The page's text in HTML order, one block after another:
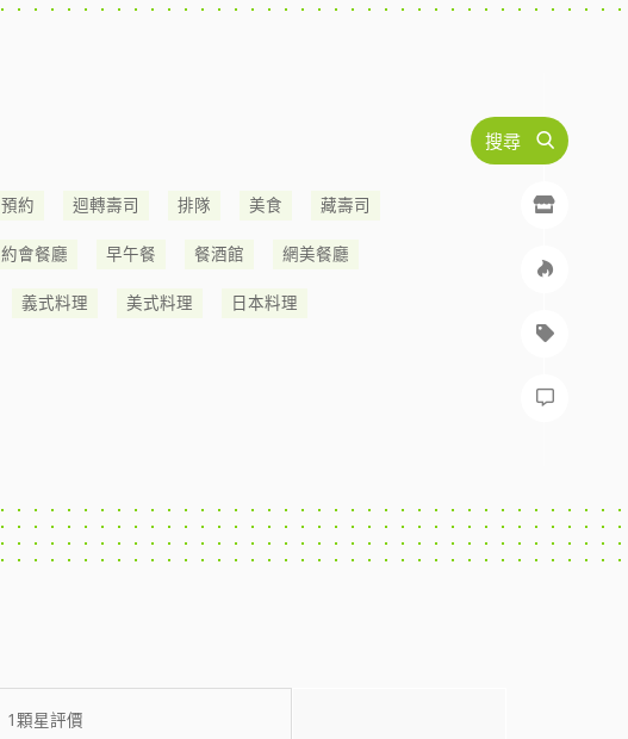
搜尋
預約 迴轉壽司 排隊 美食 藏壽司
約會餐廳 早午餐 餐酒館 網美餐廳
義式料理 美式料理 日本料理
1顆星評價